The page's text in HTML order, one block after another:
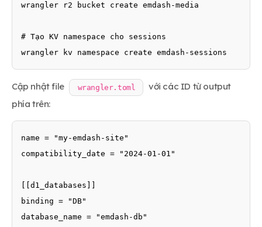
wrangler r2 bucket create emdash-media
# Tạo KV namespace cho sessions
wrangler kv namespace create emdash-sessions
Cập nhật file wrangler.toml
với các ID từ output
phía trên:
name = "my-emdash-site"
compatibility_date = "2024-01-01"
[[d1_databases]]
binding = "DB"
database_name = "emdash-db"